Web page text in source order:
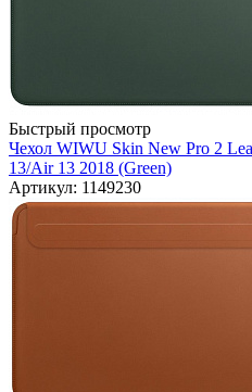
Быстрый просмотр
Чехол WIWU Skin New Pro 2
13/Air 13 2018 (Green)
Артикул: 1149230